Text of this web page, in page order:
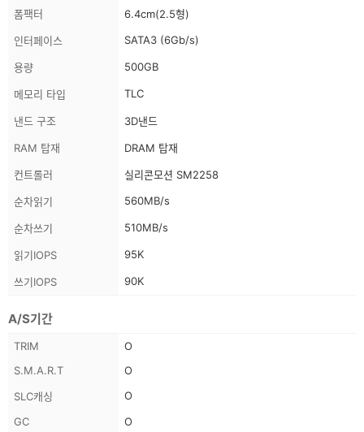
폼팩터 6.4cm(2.5형)
인터페이스 SATA3 (6Gb/s)
용량 500GB
메모리 타입 TLC
낸드 구조 3D낸드
RAM 탑재 DRAM 탑재
컨트롤러 실리콘모션 SM2258
순차읽기 560MB/s
순차쓰기 510MB/s
읽기IOPS 95K
쓰기IOPS 90K
A/S기간
스
보
TRIM
O
S.M.A.R.T
O
SLC캐싱
O
GC
O